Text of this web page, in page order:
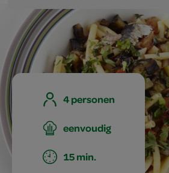
4 personen
eenvoudig
15 min.